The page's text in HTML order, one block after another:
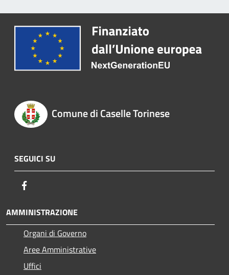
Comune di Caselle Torinese
SEGUICI SU
AMMINISTRAZIONE
Organi di Governo
Aree Amministrative
Uffici